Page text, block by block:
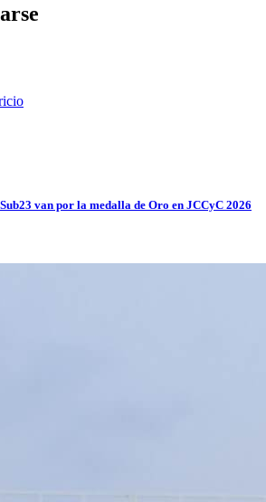
van por la medalla de Oro en JCCyC 2026